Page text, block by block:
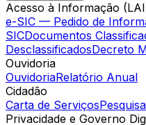
Acesso à Informação
e-SIC — Pedido de
SICDocumentos
DesclassificadosDecreto
Ouvidoria
OuvidoriaRelatório Anual
Cidadão
Carta de Serviços
Privacidade e Governo